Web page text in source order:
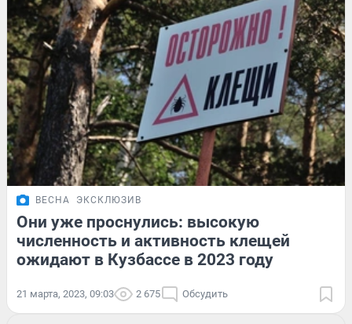
ВЕСНА ЭКСКЛЮЗИВ
Они уже проснулись: высокую
численность и активность клещей
ожидают в Кузбассе в 2023 году
21 марта, 2023, 09:03 2 675 Обсудить